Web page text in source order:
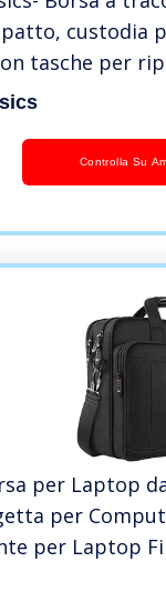
custodia
tasche per
cm), nera,
Controlla Su
per Laptop
per
per Laptop
a Tracolla da